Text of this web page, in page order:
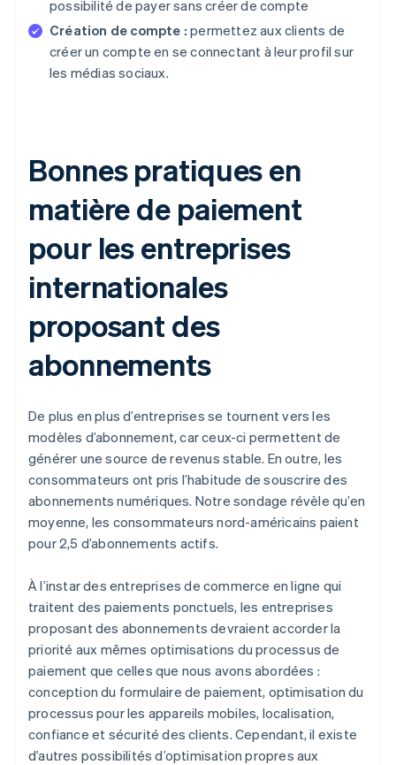
possibilité de payer sans créer de compte
Création de compte : permettez aux clients de
créer un compte en se connectant à leur profil sur
les médias sociaux.
Bonnes pratiques en
matière de paiement
pour les entreprises
internationales
proposant des
abonnements
De plus en plus d’entreprises se tournent vers les
modèles d’abonnement, car ceux-ci permettent de
générer une source de revenus stable. En outre, les
consommateurs ont pris l’habitude de souscrire des
abonnements numériques. Notre sondage révèle qu’en
moyenne, les consommateurs nord-américains paient
pour 2,5 d’abonnements actifs.
À l’instar des entreprises de commerce en ligne qui
traitent des paiements ponctuels, les entreprises
proposant des abonnements devraient accorder la
priorité aux mêmes optimisations du processus de
paiement que celles que nous avons abordées :
conception du formulaire de paiement, optimisation du
processus pour les appareils mobiles, localisation,
confiance et sécurité des clients. Cependant, il existe
d’autres possibilités d’optimisation propres aux